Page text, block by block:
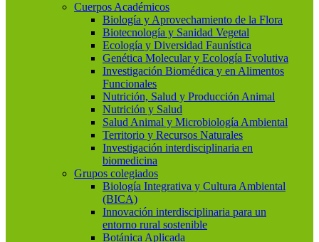
Cuerpos Académicos
Biología y Aprovechamiento de la Flora
Biotecnología y Sanidad Vegetal
Ecología y Diversidad Faunística
Genética Molecular y Ecología Evolutiva
Investigación Biomédica y en Alimentos
Funcionales
Nutrición, Salud y Producción Animal
Nutrición y Salud
Salud Animal y Microbiología Ambiental
Territorio y Recursos Naturales
Investigación interdisciplinaria en
biomedicina
Grupos colegiados
Biología Integrativa y Cultura Ambiental
(BICA)
Innovación interdisciplinaria para un
entorno rural sostenible
Botánica Aplicada